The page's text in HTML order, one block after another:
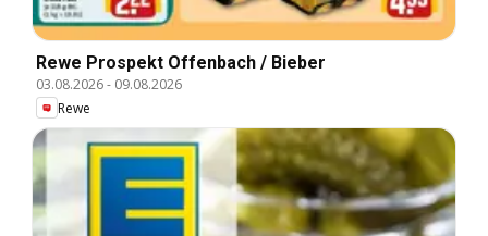
Rewe Prospekt Offenbach / Bieber
03.08.2026- 09.08.2026
Rewe